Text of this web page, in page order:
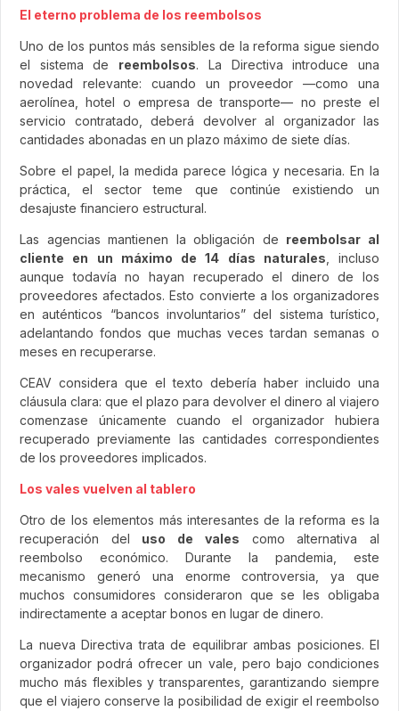
El eterno problema de los reembolsos
Uno de los puntos más sensibles de la reforma sigue siendo
el sistema de reembolsos. La Directiva introduce una
novedad relevante: cuando un proveedor —como una
aerolínea, hotel o empresa de transporte— no preste el
servicio contratado, deberá devolver al organizador las
cantidades abonadas en un plazo máximo de siete días.
Sobre el papel, la medida parece lógica y necesaria. En la
práctica, el sector teme que continúe existiendo un
desajuste financiero estructural.
Las agencias mantienen la obligación de reembolsar al
cliente en un máximo de 14 días naturales , incluso
aunque todavía no hayan recuperado el dinero de los
proveedores afectados. Esto convierte a los organizadores
en auténticos “bancos involuntarios” del sistema turístico,
adelantando fondos que muchas veces tardan semanas o
meses en recuperarse.
CEAV considera que el texto debería haber incluido una
cláusula clara: que el plazo para devolver el dinero al viajero
comenzase únicamente cuando el organizador hubiera
recuperado previamente las cantidades correspondientes
de los proveedores implicados.
Los vales vuelven al tablero
Otro de los elementos más interesantes de la reforma es la
recuperación del uso de vales como alternativa al
reembolso económico. Durante la pandemia, este
mecanismo generó una enorme controversia, ya que
muchos consumidores consideraron que se les obligaba
indirectamente a aceptar bonos en lugar de dinero.
La nueva Directiva trata de equilibrar ambas posiciones. El
organizador podrá ofrecer un vale, pero bajo condiciones
mucho más flexibles y transparentes, garantizando siempre
que el viajero conserve la posibilidad de exigir el reembolso